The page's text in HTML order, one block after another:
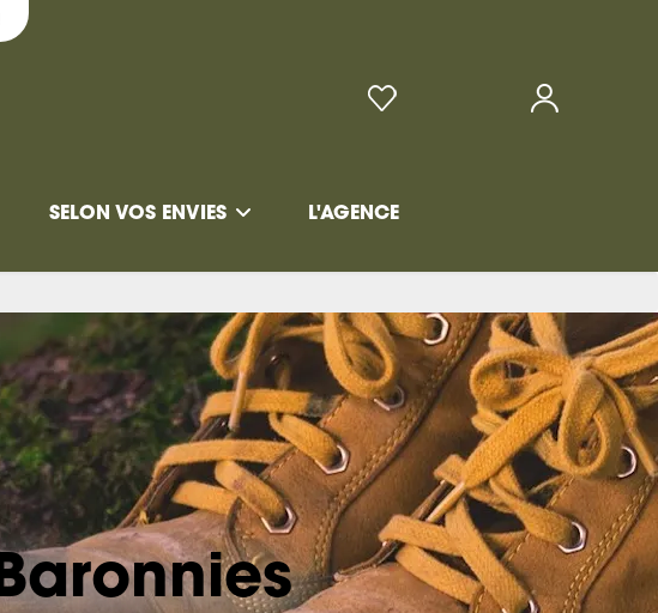
SELON VOS ENVIES L'AGENCE